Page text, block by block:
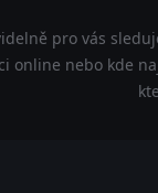
pro vás
online nebo kde